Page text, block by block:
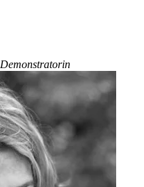
Demonstratorin